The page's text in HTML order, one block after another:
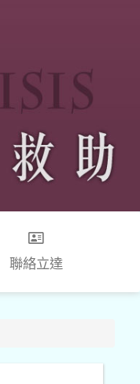
聯絡立達